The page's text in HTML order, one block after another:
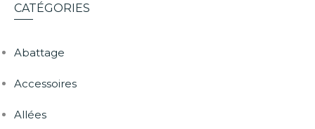
CATÉGORIES
Abattage
Accessoires
Allées